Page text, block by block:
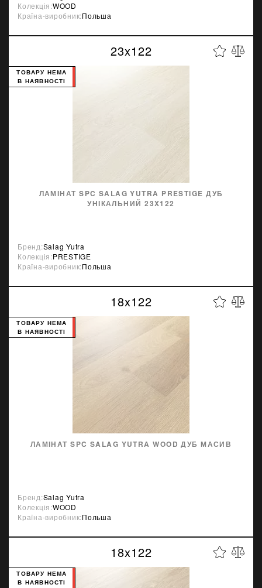
Колекція:WOOD
Країна-виробник:Польша
23x122
ЛАМІНАТ SPC SALAG YUTRA PRESTIGE ДУБ
УНІКАЛЬНИЙ 23X122
ТОВАРУ НЕМА
В НАЯВНОСТІ
Бренд:Salag Yutra
Колекція:PRESTIGE
Країна-виробник:Польша
18x122
ЛАМІНАТ SPC SALAG YUTRA WOOD ДУБ МАСИВ
ТОВАРУ НЕМА
В НАЯВНОСТІ
Бренд:Salag Yutra
Колекція:WOOD
Країна-виробник:Польша
18x122
ТОВАРУ НЕМА
В НАЯВНОСТІ